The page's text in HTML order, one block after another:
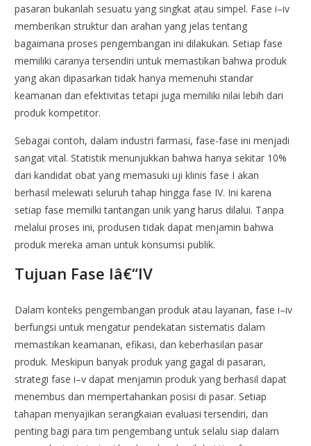
pasaran bukanlah sesuatu yang singkat atau simpel. Fase i–iv
memberikan struktur dan arahan yang jelas tentang
bagaimana proses pengembangan ini dilakukan. Setiap fase
memiliki caranya tersendiri untuk memastikan bahwa produk
yang akan dipasarkan tidak hanya memenuhi standar
keamanan dan efektivitas tetapi juga memiliki nilai lebih dari
produk kompetitor.
Sebagai contoh, dalam industri farmasi, fase-fase ini menjadi
sangat vital. Statistik menunjukkan bahwa hanya sekitar 10%
dari kandidat obat yang memasuki uji klinis fase I akan
berhasil melewati seluruh tahap hingga fase IV. Ini karena
setiap fase memilki tantangan unik yang harus dilalui. Tanpa
melalui proses ini, produsen tidak dapat menjamin bahwa
produk mereka aman untuk konsumsi publik.
Tujuan Fase Iâ€“IV
Dalam konteks pengembangan produk atau layanan, fase i–iv
berfungsi untuk mengatur pendekatan sistematis dalam
memastikan keamanan, efikasi, dan keberhasilan pasar
produk. Meskipun banyak produk yang gagal di pasaran,
strategi fase i–v dapat menjamin produk yang berhasil dapat
menembus dan mempertahankan posisi di pasar. Setiap
tahapan menyajikan serangkaian evaluasi tersendiri, dan
penting bagi para tim pengembang untuk selalu siap dalam